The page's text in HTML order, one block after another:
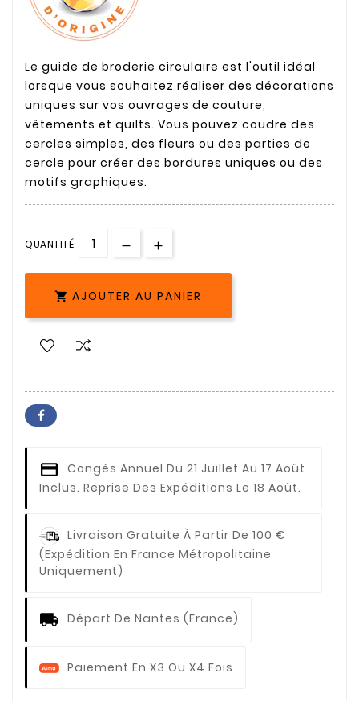
Le guide de broderie circulaire est l'outil idéal
lorsque vous souhaitez réaliser des décorations
uniques sur vos ouvrages de couture,
vêtements et quilts. Vous pouvez coudre des
cercles simples, des fleurs ou des parties de
cercle pour créer des bordures uniques ou des
motifs graphiques.
QUANTITÉ
 AJOUTER AU PANIER
Congés Annuel Du 21 Juillet Au 17 Août
Inclus. Reprise Des Expéditions Le 18 Août.
Livraison Gratuite À Partir De 100 €
(expédition En France Métropolitaine
Uniquement)
Départ De Nantes (France)
Paiement En X3 Ou X4 Fois